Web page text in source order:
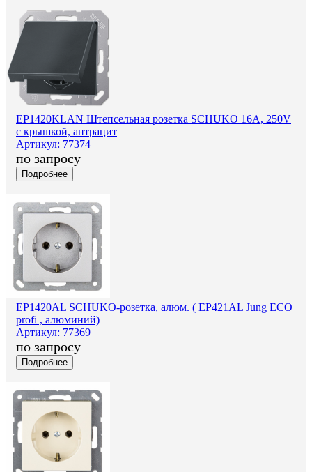
EP1420KLAN Штепсельная розетка SCHUKO 16A, 250V
с крышкой, антрацит
Артикул: 77374
по запросу
Подробнее
EP1420AL SCHUKO-розетка, алюм. ( EP421AL Jung ECO
profi , алюминий)
Артикул: 77369
по запросу
Подробнее